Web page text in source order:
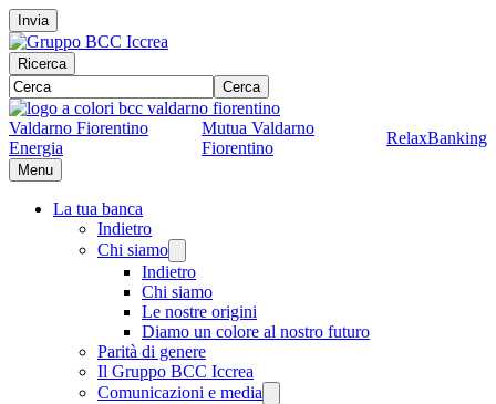
Invia
Ricerca
Cerca
Valdarno Fiorentino
Energia
Mutua Valdarno
Fiorentino
RelaxBanking
Menu
La tua banca
Indietro
Chi siamo
Indietro
Chi siamo
Le nostre origini
Diamo un colore al nostro futuro
Parità di genere
Il Gruppo BCC Iccrea
Comunicazioni e media